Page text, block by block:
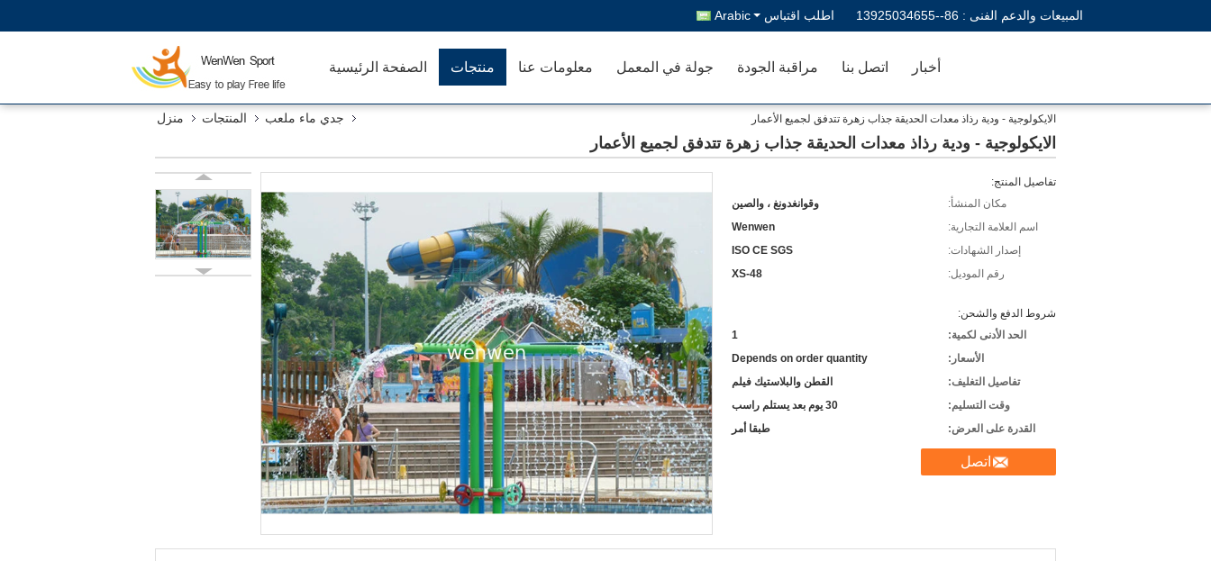
المبيعات والدعم الفنى : 86--13925034655 اطلب اقتباس Arabic
الصفحة الرئيسية منتجات معلومات عنا جولة في المعمل مراقبة الجودة اتصل بنا أخبار
منزل المنتجات جدي ماء ملعب الايكولوجية - ودية رذاذ معدات الحديقة جذاب زهرة تتدفق لجميع الأعمار
الايكولوجية - ودية رذاذ معدات الحديقة جذاب زهرة تتدفق لجميع الأعمار
تفاصيل المنتج:
مكان المنشأ:
وقوانغدونغ ، والصين
اسم العلامة التجارية:
Wenwen
إصدار الشهادات:
ISO CE SGS
رقم الموديل:
XS-48
شروط الدفع والشحن:
الحد الأدنى لكمية:
1
الأسعار:
Depends on order quantity
تفاصيل التغليف:
القطن والبلاستيك فيلم
وقت التسليم:
30 يوم بعد يستلم راسب
القدرة على العرض:
طبقا أمر
اتصل